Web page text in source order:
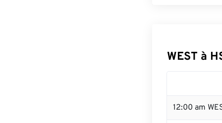
WEST à
12:00 am